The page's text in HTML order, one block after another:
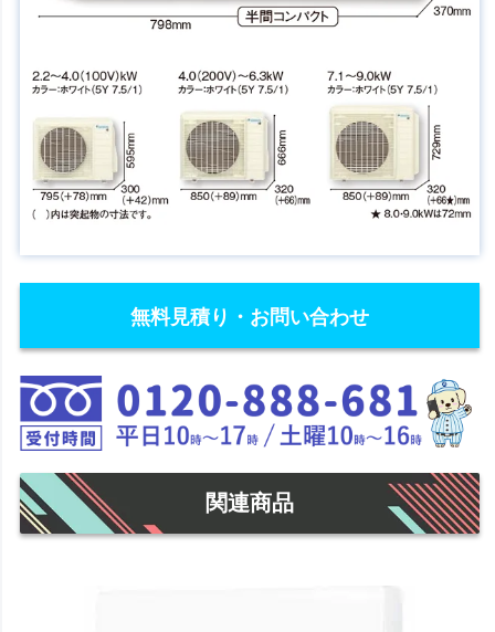
無料見積り・お問い合わせ
関連商品